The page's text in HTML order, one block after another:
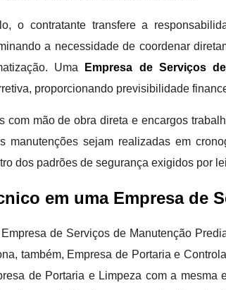
o contratante transfere a
a necessidade de coordenar
Uma
Empresa de Serviços
proporcionando previsibilidade
com mão de obra direta e encargos
manutenções sejam realizadas em
dos padrões de segurança exigidos por
em uma Empresa de
de Serviços de Manutenção
também, Empresa de Portaria e
de Portaria e Limpeza com a